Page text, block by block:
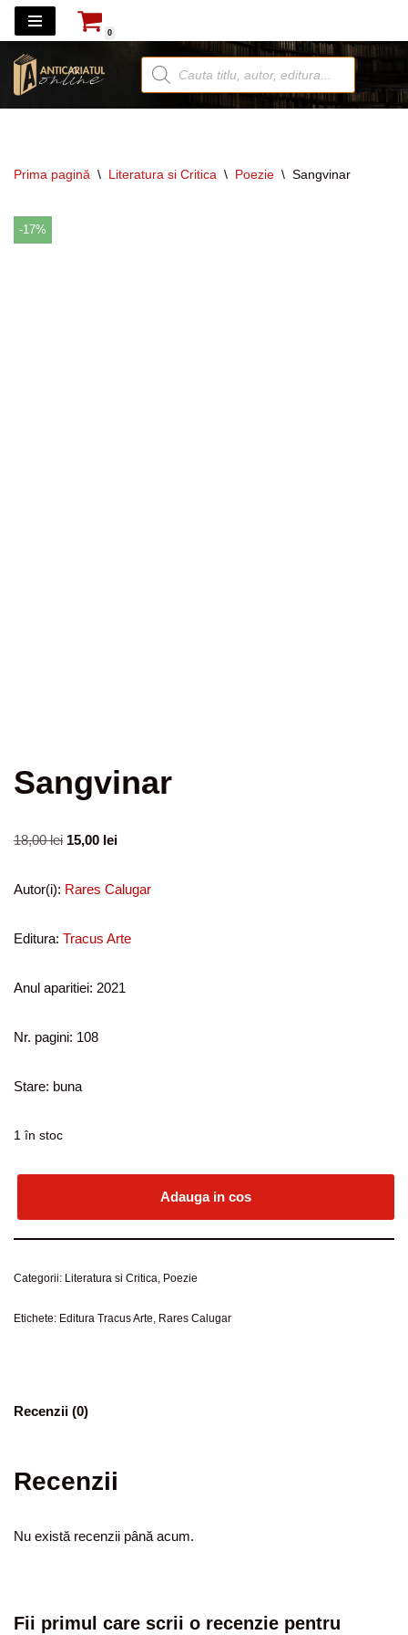
la
conținut
0
Prima pagină \ Literatura si Critica \ Poezie \ Sangvinar
-17%
Sangvinar
18,00lei 15,00 lei
Autor(i): Rares Calugar
Editura: Tracus Arte
Anul aparitiei: 2021
Nr. pagini: 108
Stare: buna
1 în stoc
Adauga in cos
Categorii: Literatura si Critica, Poezie
Etichete: Editura Tracus Arte, Rares Calugar
Recenzii (0)
Recenzii
Nu există recenzii până acum.
Fii primul care scrii o recenzie pentru